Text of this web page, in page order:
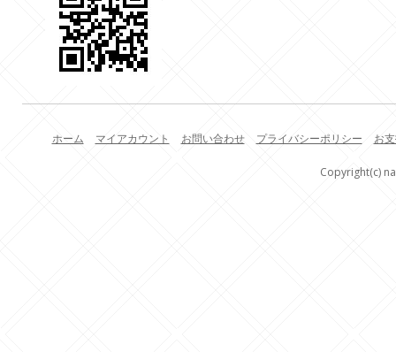
ホーム マイアカウント お問い合わせ プライバシーポリシー お
Copyright(c)